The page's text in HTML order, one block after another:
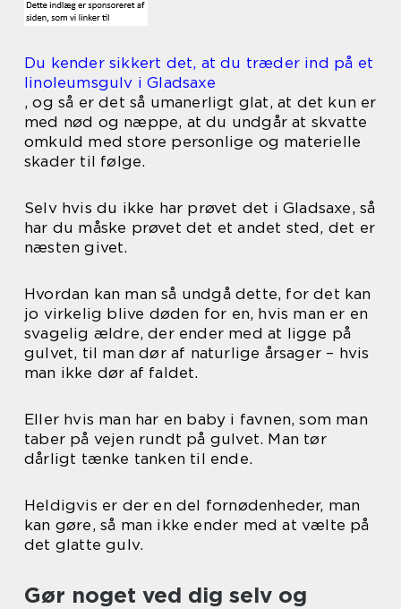
Du kender sikkert det, at du træder ind på et
linoleumsgulv i Gladsaxe
, og så er det så umanerligt glat, at det kun er
med nød og næppe, at du undgår at skvatte
omkuld med store personlige og materielle
skader til følge.
Selv hvis du ikke har prøvet det i Gladsaxe, så
har du måske prøvet det et andet sted, det er
næsten givet.
Hvordan kan man så undgå dette, for det kan
jo virkelig blive døden for en, hvis man er en
svagelig ældre, der ender med at ligge på
gulvet, til man dør af naturlige årsager – hvis
man ikke dør af faldet.
Eller hvis man har en baby i favnen, som man
taber på vejen rundt på gulvet. Man tør
dårligt tænke tanken til ende.
Heldigvis er der en del fornødenheder, man
kan gøre, så man ikke ender med at vælte på
det glatte gulv.
Gør noget ved dig selv og